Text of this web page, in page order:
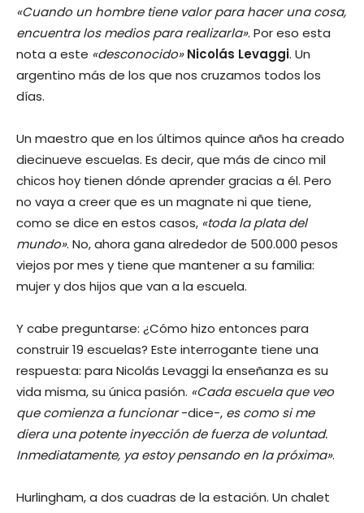
«Cuando un hombre tiene valor para hacer una cosa,
encuentra los medios para realizarla». Por eso esta
nota a este «desconocido» Nicolás Levaggi. Un
argentino más de los que nos cruzamos todos los
días.
Un maestro que en los últimos quince años ha creado
diecinueve escuelas. Es decir, que más de cinco mil
chicos hoy tienen dónde aprender gracias a él. Pero
no vaya a creer que es un magnate ni que tiene,
como se dice en estos casos, «toda la plata del
mundo». No, ahora gana alrededor de 500.000 pesos
viejos por mes y tiene que mantener a su familia:
mujer y dos hijos que van a la escuela.
Y cabe preguntarse: ¿Cómo hizo entonces para
construir 19 escuelas? Este interrogante tiene una
respuesta: para Nicolás Levaggi la enseñanza es su
vida misma, su única pasión. «Cada escuela que veo
que comienza a funcionar-dice-, es como si me
diera una potente inyección de fuerza de voluntad.
Inmediatamente, ya estoy pensando en la próxima».
Hurlingham, a dos cuadras de la estación. Un chalet